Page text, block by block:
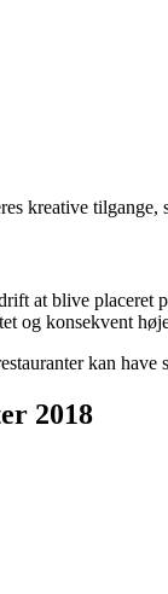
kreative
at blive placeret
og konsekvent
kan
2018